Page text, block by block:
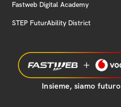
Fastweb Digital Academy
STEP FuturAbility District
Insieme, siamo futuro